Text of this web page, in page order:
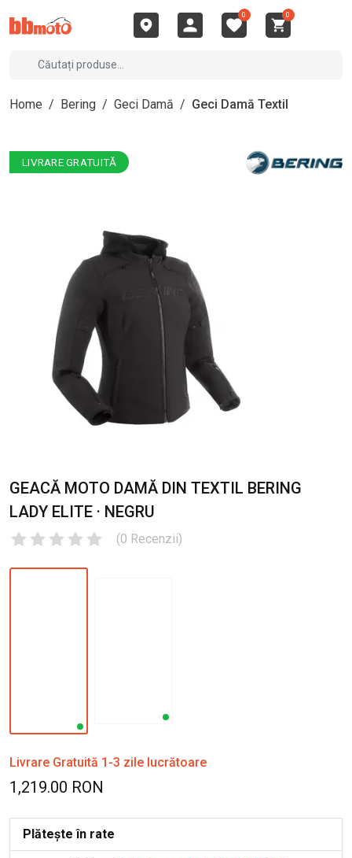
0 0
Home / Bering / Geci Damă / Geci Damă Textil
LIVRARE GRATUITĂ
GEACĂ MOTO DAMĂ DIN TEXTIL BERING
LADY ELITE · NEGRU
(0 Recenzii)
Livrare Gratuită 1-3 zile lucrătoare
1,219.00 RON
Plătește în rate